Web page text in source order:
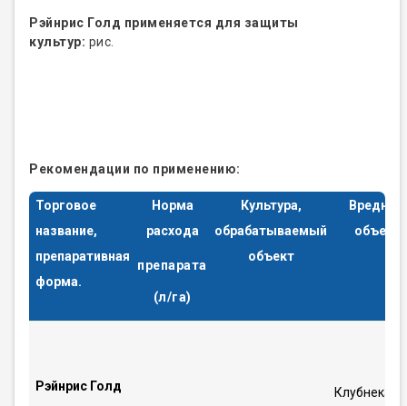
Рэйнрис Голд применяется для защиты
культур: рис.
Рекомендации по применению:
Торговое
название,
препаративная
форма.
Норма
расхода
препарата
(л/га)
Культура,
обрабатываемый
объект
Вредный
объект
Рэйнрис Голд